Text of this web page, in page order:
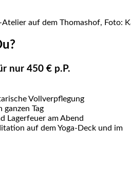
Atelier auf dem Thomashof, Foto:
nur 450 € p.P.
Vollverpflegung
ganzen Tag
Lagerfeuer am Abend
auf dem Yoga-Deck und im